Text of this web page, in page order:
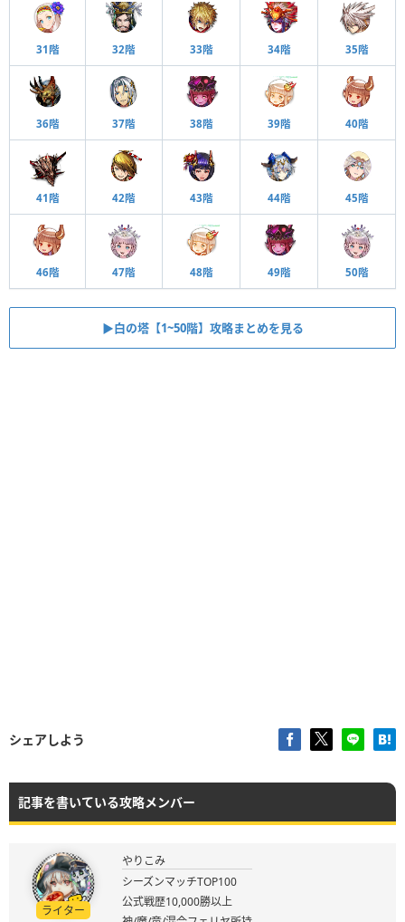
31階 32階 33階 34階 35階
36階 37階 38階 39階 40階
41階 42階 43階 44階 45階
46階 47階 48階 49階 50階
▶︎白の塔【1~50階】攻略まとめを見る
シェアしよう
記事を書いている攻略メンバー
ライター
やりこみ
シーズンマッチTOP100
公式戦歴10,000勝以上